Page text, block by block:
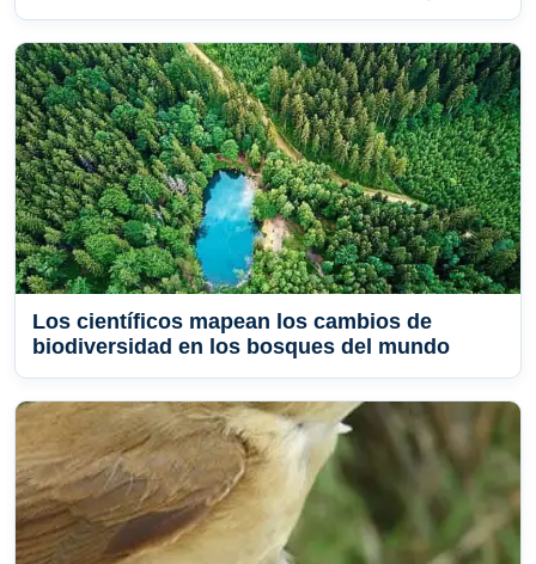
Los científicos mapean los cambios de
biodiversidad en los bosques del mundo